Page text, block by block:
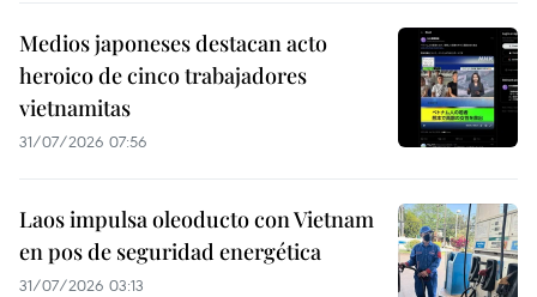
Medios japoneses destacan acto
heroico de cinco trabajadores
vietnamitas
31/07/2026 07:56
Laos impulsa oleoducto con Vietnam
en pos de seguridad energética
31/07/2026 03:13